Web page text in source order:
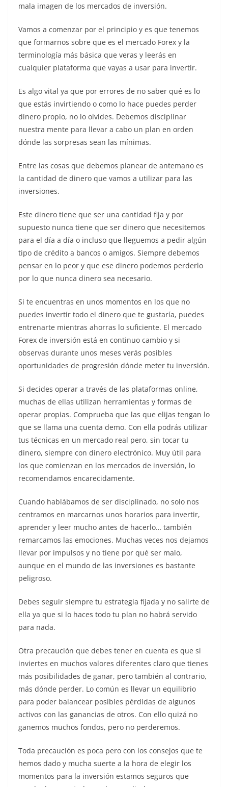
mala imagen de los mercados de inversión.
Vamos a comenzar por el principio y es que tenemos
que formarnos sobre que es el mercado Forex y la
terminología más básica que veras y leerás en
cualquier plataforma que vayas a usar para invertir.
Es algo vital ya que por errores de no saber qué es lo
que estás invirtiendo o como lo hace puedes perder
dinero propio, no lo olvides. Debemos disciplinar
nuestra mente para llevar a cabo un plan en orden
dónde las sorpresas sean las mínimas.
Entre las cosas que debemos planear de antemano es
la cantidad de dinero que vamos a utilizar para las
inversiones.
Este dinero tiene que ser una cantidad fija y por
supuesto nunca tiene que ser dinero que necesitemos
para el día a día o incluso que lleguemos a pedir algún
tipo de crédito a bancos o amigos. Siempre debemos
pensar en lo peor y que ese dinero podemos perderlo
por lo que nunca dinero sea necesario.
Si te encuentras en unos momentos en los que no
puedes invertir todo el dinero que te gustaría, puedes
entrenarte mientras ahorras lo suficiente. El mercado
Forex de inversión está en continuo cambio y si
observas durante unos meses verás posibles
oportunidades de progresión dónde meter tu inversión.
Si decides operar a través de las plataformas online,
muchas de ellas utilizan herramientas y formas de
operar propias. Comprueba que las que elijas tengan lo
que se llama una cuenta demo. Con ella podrás utilizar
tus técnicas en un mercado real pero, sin tocar tu
dinero, siempre con dinero electrónico. Muy útil para
los que comienzan en los mercados de inversión, lo
recomendamos encarecidamente.
Cuando hablábamos de ser disciplinado, no solo nos
centramos en marcarnos unos horarios para invertir,
aprender y leer mucho antes de hacerlo… también
remarcamos las emociones. Muchas veces nos dejamos
llevar por impulsos y no tiene por qué ser malo,
aunque en el mundo de las inversiones es bastante
peligroso.
Debes seguir siempre tu estrategia fijada y no salirte de
ella ya que si lo haces todo tu plan no habrá servido
para nada.
Otra precaución que debes tener en cuenta es que si
inviertes en muchos valores diferentes claro que tienes
más posibilidades de ganar, pero también al contrario,
más dónde perder. Lo común es llevar un equilibrio
para poder balancear posibles pérdidas de algunos
activos con las ganancias de otros. Con ello quizá no
ganemos muchos fondos, pero no perderemos.
Toda precaución es poca pero con los consejos que te
hemos dado y mucha suerte a la hora de elegir los
momentos para la inversión estamos seguros que